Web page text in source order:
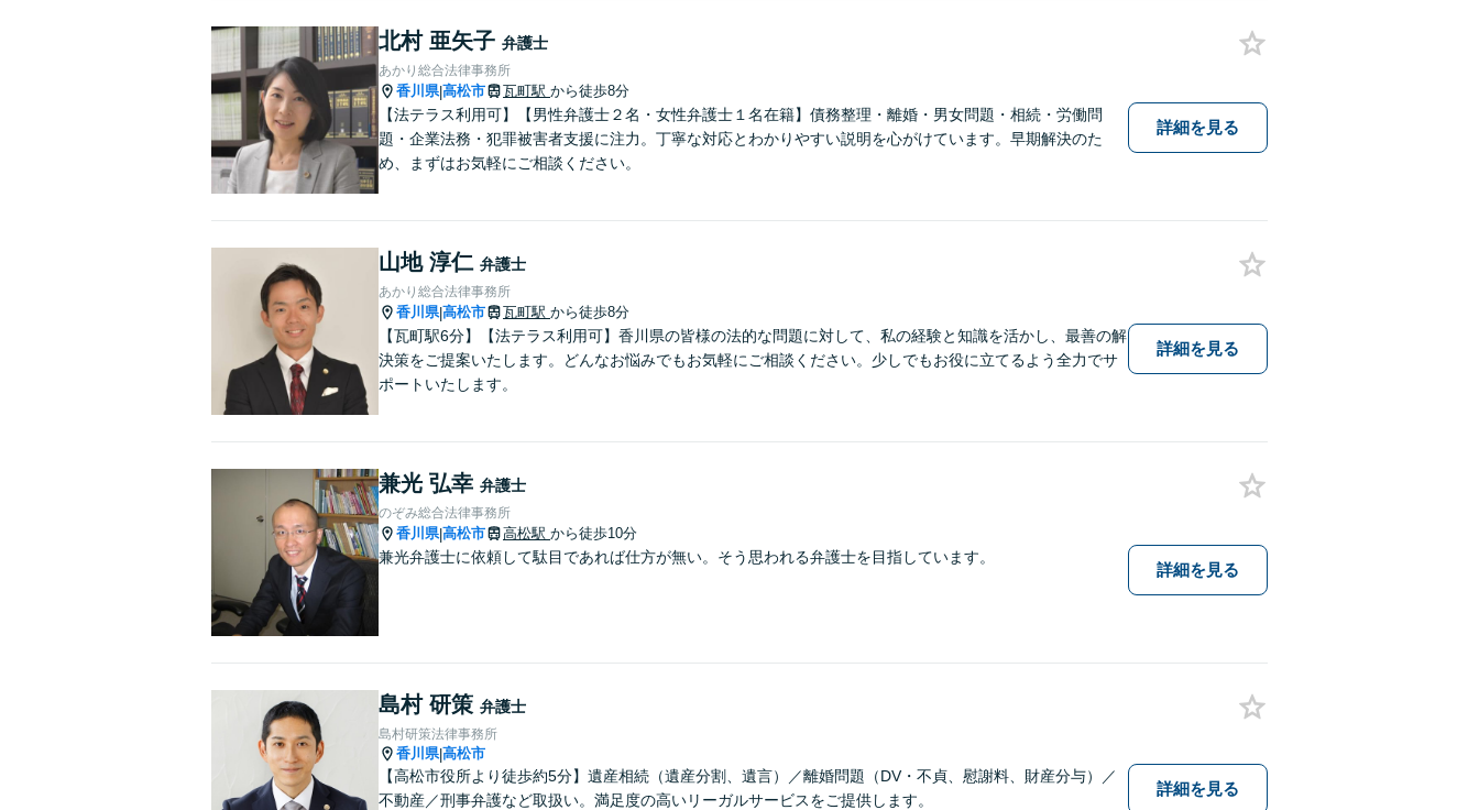
北村 亜矢子 弁護士
あかり総合法律事務所
香川県|高松市 瓦町駅 から徒歩8分
【法テラス利用可】【男性弁護士２名・女性弁護士１名在籍】債務整理・離婚・男女問題・相続・労働問
題・企業法務・犯罪被害者支援に注力。丁寧な対応とわかりやすい説明を心がけています。早期解決のた
め、まずはお気軽にご相談ください。
詳細を見る
山地 淳仁 弁護士
あかり総合法律事務所
香川県|高松市 瓦町駅 から徒歩8分
【瓦町駅6分】【法テラス利用可】香川県の皆様の法的な問題に対して、私の経験と知識を活かし、最善の解
決策をご提案いたします。どんなお悩みでもお気軽にご相談ください。少しでもお役に立てるよう全力でサ
ポートいたします。
詳細を見る
兼光 弘幸 弁護士
のぞみ総合法律事務所
香川県|高松市 高松駅 から徒歩10分
兼光弁護士に依頼して駄目であれば仕方が無い。そう思われる弁護士を目指しています。
詳細を見る
島村 研策 弁護士
島村研策法律事務所
香川県|高松市
【高松市役所より徒歩約5分】遺産相続（遺産分割、遺言）／離婚問題（DV・不貞、慰謝料、財産分与）／
不動産／刑事弁護など取扱い。満足度の高いリーガルサービスをご提供します。
詳細を見る